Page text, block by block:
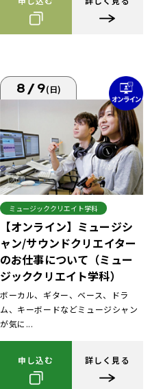
8/9(日)
ミュージッククリエイト学科
【オンライン】ミュージシ
ャン/サウンドクリエイター
のお仕事について（ミュー
ジッククリエイト学科）
ボーカル、ギター、ベース、ドラ
ム、キーボードなどミュージシャン
が気に...
申し込む 詳しく見る